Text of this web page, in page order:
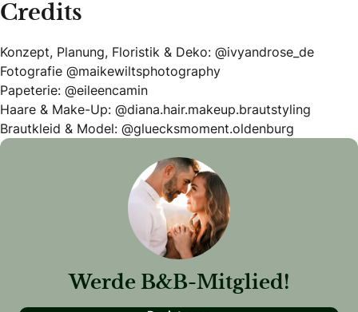
Credits
Konzept, Planung, Floristik & Deko: @ivyandrose_de
Fotografie @maikewiltsphotography
Papeterie: @eileencamin
Haare & Make-Up: @diana.hair.makeup.brautstyling
Brautkleid & Model: @gluecksmoment.oldenburg
Werde B&B-Mitglied!